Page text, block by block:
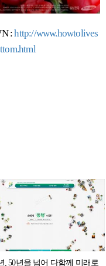
:http://www.howtolives
, 50년을 넘어 다함께 미래로